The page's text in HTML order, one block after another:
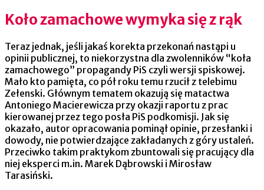
Koło zamachowe wymyka się z rąk
Teraz jednak, jeśli jakaś korekta przekonań nastąpi u
opinii publicznej, to niekorzystna dla zwolenników “koła
zamachowego” propagandy PiS czyli wersji spiskowej.
Mało kto pamięta, co pół roku temu rzucił z telebimu
Zełenski. Głównym tematem okazują się matactwa
Antoniego Macierewicza przy okazji raportu z prac
kierowanej przez tego posła PiS podkomisji. Jak się
okazało, autor opracowania pominął opinie, przesłanki i
dowody, nie potwierdzające zakładanych z góry ustaleń.
Przeciwko takim praktykom zbuntowali się pracujący dla
niej eksperci m.in. Marek Dąbrowski i Mirosław
Tarasiński.